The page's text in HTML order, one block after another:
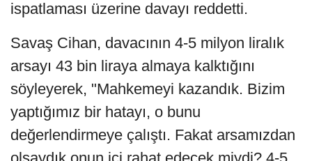
ispatlaması üzerine davayı reddetti.
Savaş Cihan, davacının 4-5 milyon liralık
arsayı 43 bin liraya almaya kalktığını
söyleyerek, "Mahkemeyi kazandık. Bizim
yaptığımız bir hatayı, o bunu
değerlendirmeye çalıştı. Fakat arsamızdan